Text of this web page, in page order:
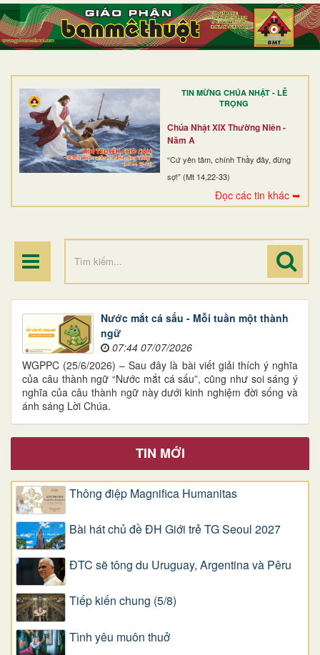
TIN MỪNG CHÚA NHẬT - LỄ
TRỌNG
Chúa Nhật XIX Thường Niên -
Năm A
“Cứ yên tâm, chính Thầy đây, đừng
sợ!” (Mt 14,22-33)
Đọc các tin khác ➥
TRANG NHẤT
GIỚI THIỆU
DÒNG TU
BAN MỤC VỤ
ĐOÀN THỂ CG
ĐIỂM HÀNH HƯƠNG
Nước mắt cá sấu - Mỗi tuần một thành
ngữ
07:44 07/07/2026
WGPPC (25/6/2026) – Sau đây là bài viết giải thích ý nghĩa
của câu thành ngữ “Nước mắt cá sấu”, cũng như soi sáng ý
nghĩa của câu thành ngữ này dưới kinh nghiệm đời sống và
ánh sáng Lời Chúa.
TIN MỚI
Thông điệp Magnifica Humanitas
Bài hát chủ đề ĐH Giới trẻ TG Seoul 2027
ĐTC sẽ tông du Uruguay, Argentina và Pêru
Tiếp kiến chung (5/8)
Tình yêu muôn thuở